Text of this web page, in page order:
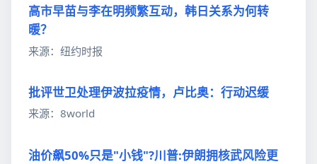
高市早苗与李在明频繁互动，韩日关系为何转
暖？
来源：纽约时报
批评世卫处理伊波拉疫情，卢比奥：行动迟缓
来源：8world
油价飙50%只是"小钱"?川普:伊朗拥核武风险更